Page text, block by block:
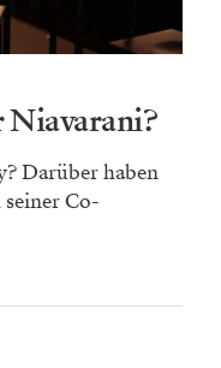
Darüber haben
Co-